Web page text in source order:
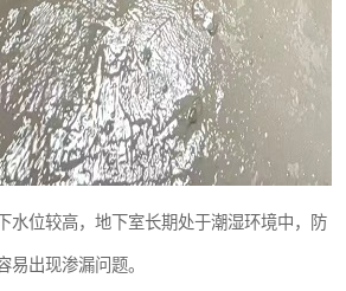
水位较高，地下室长期处于潮湿环境中，防
易出现渗漏问题。